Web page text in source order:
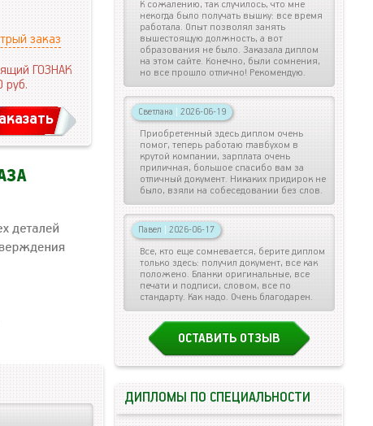
заказ
ГОЗНАК
руб.
К сожалению, так случилось, что мне
некогда было получать вышку: все время
работала. Опыт позволял занять
вышестоящую должность, а вот
образования не было. Заказала диплом
на этом сайте. Конечно, были сомнения,
но все прошло отлично! Рекомендую.
Светлана | 2026-06-19
Приобретенный здесь диплом очень
помог, теперь работаю главбухом в
крутой компании, зарплата очень
приличная, большое спасибо вам за
отличный документ. Никаких придирок не
было, взяли на собеседовании без слов.
Павел | 2026-06-17
Все, кто еще сомневается, берите диплом
только здесь: получил документ, все как
положено. Бланки оригинальные, все
печати и подписи, словом, все по
стандарту. Как надо. Очень благодарен.
ОСТАВИТЬ ОТЗЫВ
ДИПЛОМЫ ПО СПЕЦИАЛЬНОСТИ